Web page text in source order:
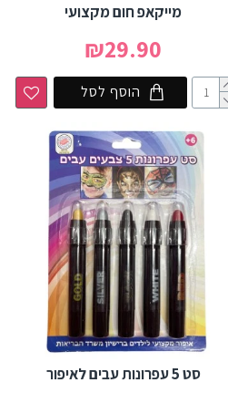
מייקאפ חום מקצועי
₪29.90
הוסף לסל
סט 5 עפרונות עבים לאיפור